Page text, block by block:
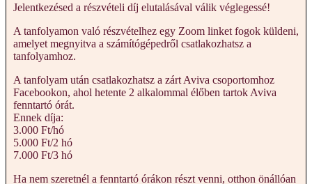
Jelentkezésed a részvételi díj elutalásával válik véglegessé!
A tanfolyamon való részvételhez egy Zoom linket fogok küldeni,
amelyet megnyitva a számítógépedről csatlakozhatsz a
tanfolyamhoz.
A tanfolyam után csatlakozhatsz a zárt Aviva csoportomhoz
Facebookon, ahol hetente 2 alkalommal élőben tartok Aviva
fenntartó órát.
Ennek díja:
3.000 Ft/hó
5.000 Ft/2 hó
7.000 Ft/3 hó
Ha nem szeretnél a fenntartó órákon részt venni, otthon önállóan